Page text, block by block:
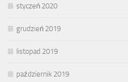
styczeń 2020
grudzień 2019
listopad 2019
październik 2019